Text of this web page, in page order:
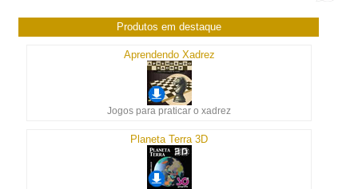
Produtos em destaque
Aprendendo Xadrez
Jogos para praticar o xadrez
Planeta Terra 3D